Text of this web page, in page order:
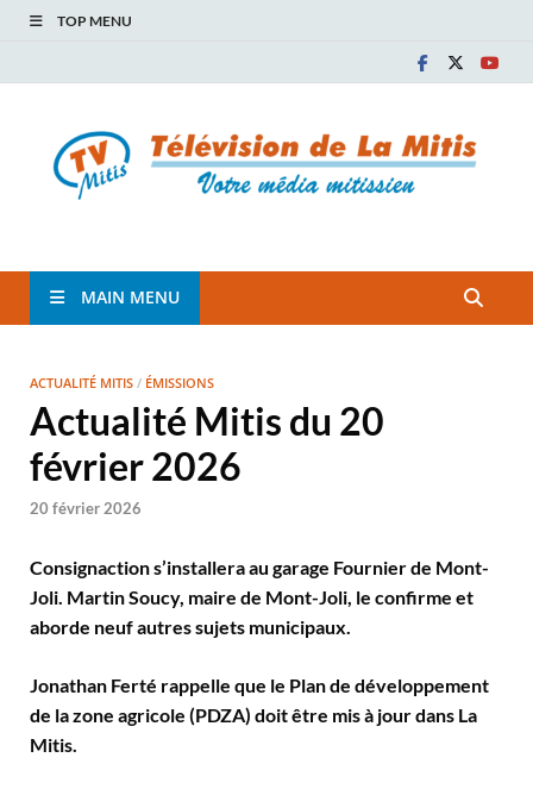
TOP MENU
TVM
MAIN MENU
ACTUALITÉ MITIS / ÉMISSIONS
Actualité Mitis du 20
février 2026
20 février 2026
Consignaction s’installera au garage Fournier de Mont-
Joli. Martin Soucy, maire de Mont-Joli, le confirme et
aborde neuf autres sujets municipaux.
Jonathan Ferté rappelle que le Plan de développement
de la zone agricole (PDZA) doit être mis à jour dans La
Mitis.